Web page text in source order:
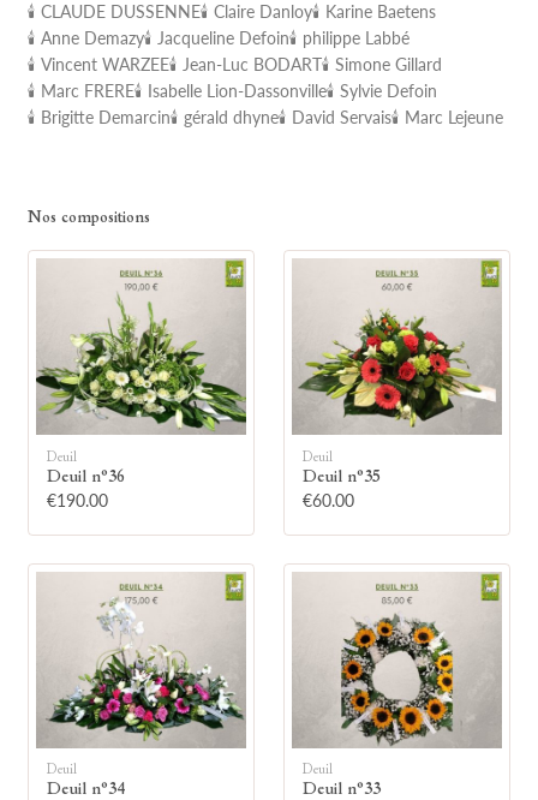
🕯 CLAUDE DUSSENNE🕯 Claire Danloy🕯 Karine Baetens
🕯 Anne Demazy🕯 Jacqueline Defoin🕯 philippe Labbé
🕯 Vincent WARZEE🕯 Jean-Luc BODART🕯 Simone Gillard
🕯 Marc FRERE🕯 Isabelle Lion-Dassonville🕯 Sylvie Defoin
🕯 Brigitte Demarcin🕯 gérald dhyne🕯 David Servais🕯 Marc Lejeune
🕯
Votre prénom
Votre nom
🕯 Allumer ma bougie
Nos compositions
Deuil
Deuil n°36
€190.00
Deuil
Deuil n°35
€60.00
Deuil
Deuil n°34
Deuil
Deuil n°33